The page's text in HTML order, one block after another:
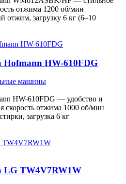
отжима 1200 об/мин
отжим, загрузку 6 кг (6–10
HW-610FDG
машины
HW-610FDG — удобство и
скорость отжима 1000 об/мин
загрузка 6 кг
LG TW4V7RW1W